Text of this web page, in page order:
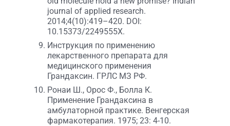
journal of applied research.
2014;4(10):419–420. DOI:
10.15373/2249555X.
Инструкция по применению
лекарственного препарата для
медицинского применения
Грандаксин. ГРЛС МЗ РФ.
Ронаи Ш., Орос Ф., Болла К.
Применение Грандаксина в
амбулаторной практике. Венгерская
фармакотерапия. 1975; 23: 4-10.